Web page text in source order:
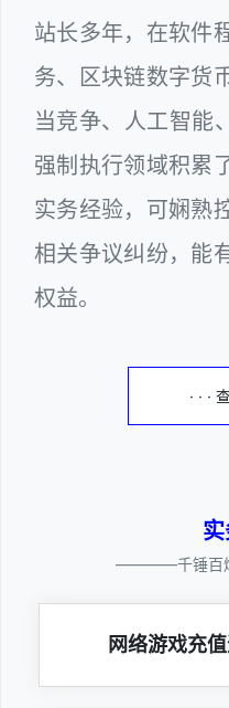
站长多年，在软件
务、区块链数字货
当竞争、人工智能
强制执行领域积累
实务经验，可娴熟
相关争议纠纷，能
权益。
· · ·
————千锤百
网络游戏充